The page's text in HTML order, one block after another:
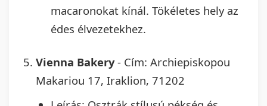
macaronokat kínál. Tökéletes hely az
édes élvezetekhez.
Vienna Bakery- Cím: Archiepiskopou
Makariou 17, Iraklion, 71202